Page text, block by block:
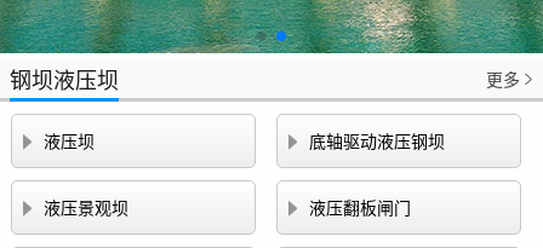
钢坝液压坝 更多 
 液压坝  底轴驱动液压钢坝
 液压景观坝  液压翻板闸门